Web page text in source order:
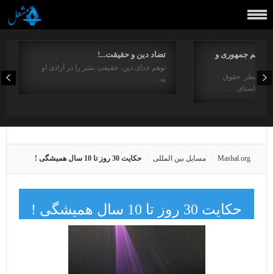
تضاد دین و حقیقت...!
توهم خدای دین، حقیقتِ بشر را در آزادی او
به…
جمهوری و
از منظر حقوق
در راستای : …
Mashal.org مسایل بین المللی حکایت 30 روز تا 10 سال همیشگی !
حکایت 30 روز تا 10 سال همیشگی !